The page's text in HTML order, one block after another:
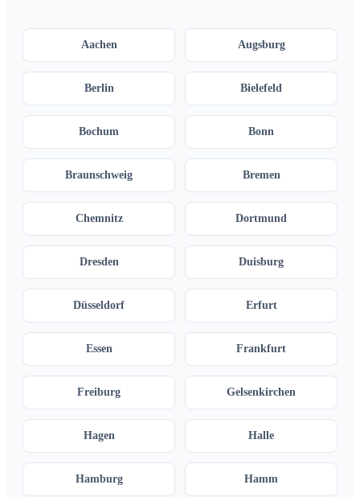
Aachen Augsburg
Berlin Bielefeld
Bochum Bonn
Braunschweig Bremen
Chemnitz Dortmund
Dresden Duisburg
Düsseldorf Erfurt
Essen Frankfurt
Freiburg Gelsenkirchen
Hagen Halle
Hamburg Hamm